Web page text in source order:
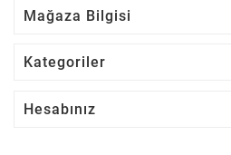
Mağaza Bilgisi
Kategoriler
Hesabınız